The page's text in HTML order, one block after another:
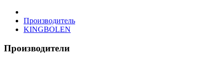
Производитель
KINGBOLEN
Производители